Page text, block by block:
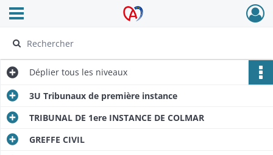
Archives Alsace - Colmar
Ouvrir le menu déroulant
Déplier tous les niveaux
3U Tribunaux de première instance
TRIBUNAL DE 1ere INSTANCE DE COLMAR
GREFFE CIVIL